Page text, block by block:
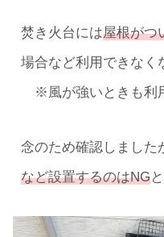
焚き火台には屋根がつ
場合など利用できなく
※風が強いときも利
念のため確認しました
など設置するのはNG